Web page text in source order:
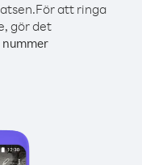
För att ringa
gör det